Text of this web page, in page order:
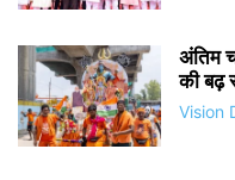
अंतिम
की बढ़
Vision